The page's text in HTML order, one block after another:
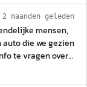
2 maanden geleden
mensen,
te vragen over
kregen